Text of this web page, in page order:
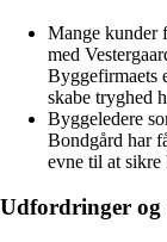
Mange kunder
med
Byggefirmaets
skabe tryghed
Byggeledere
Bondgård har
evne til at sikre
Udfordringer